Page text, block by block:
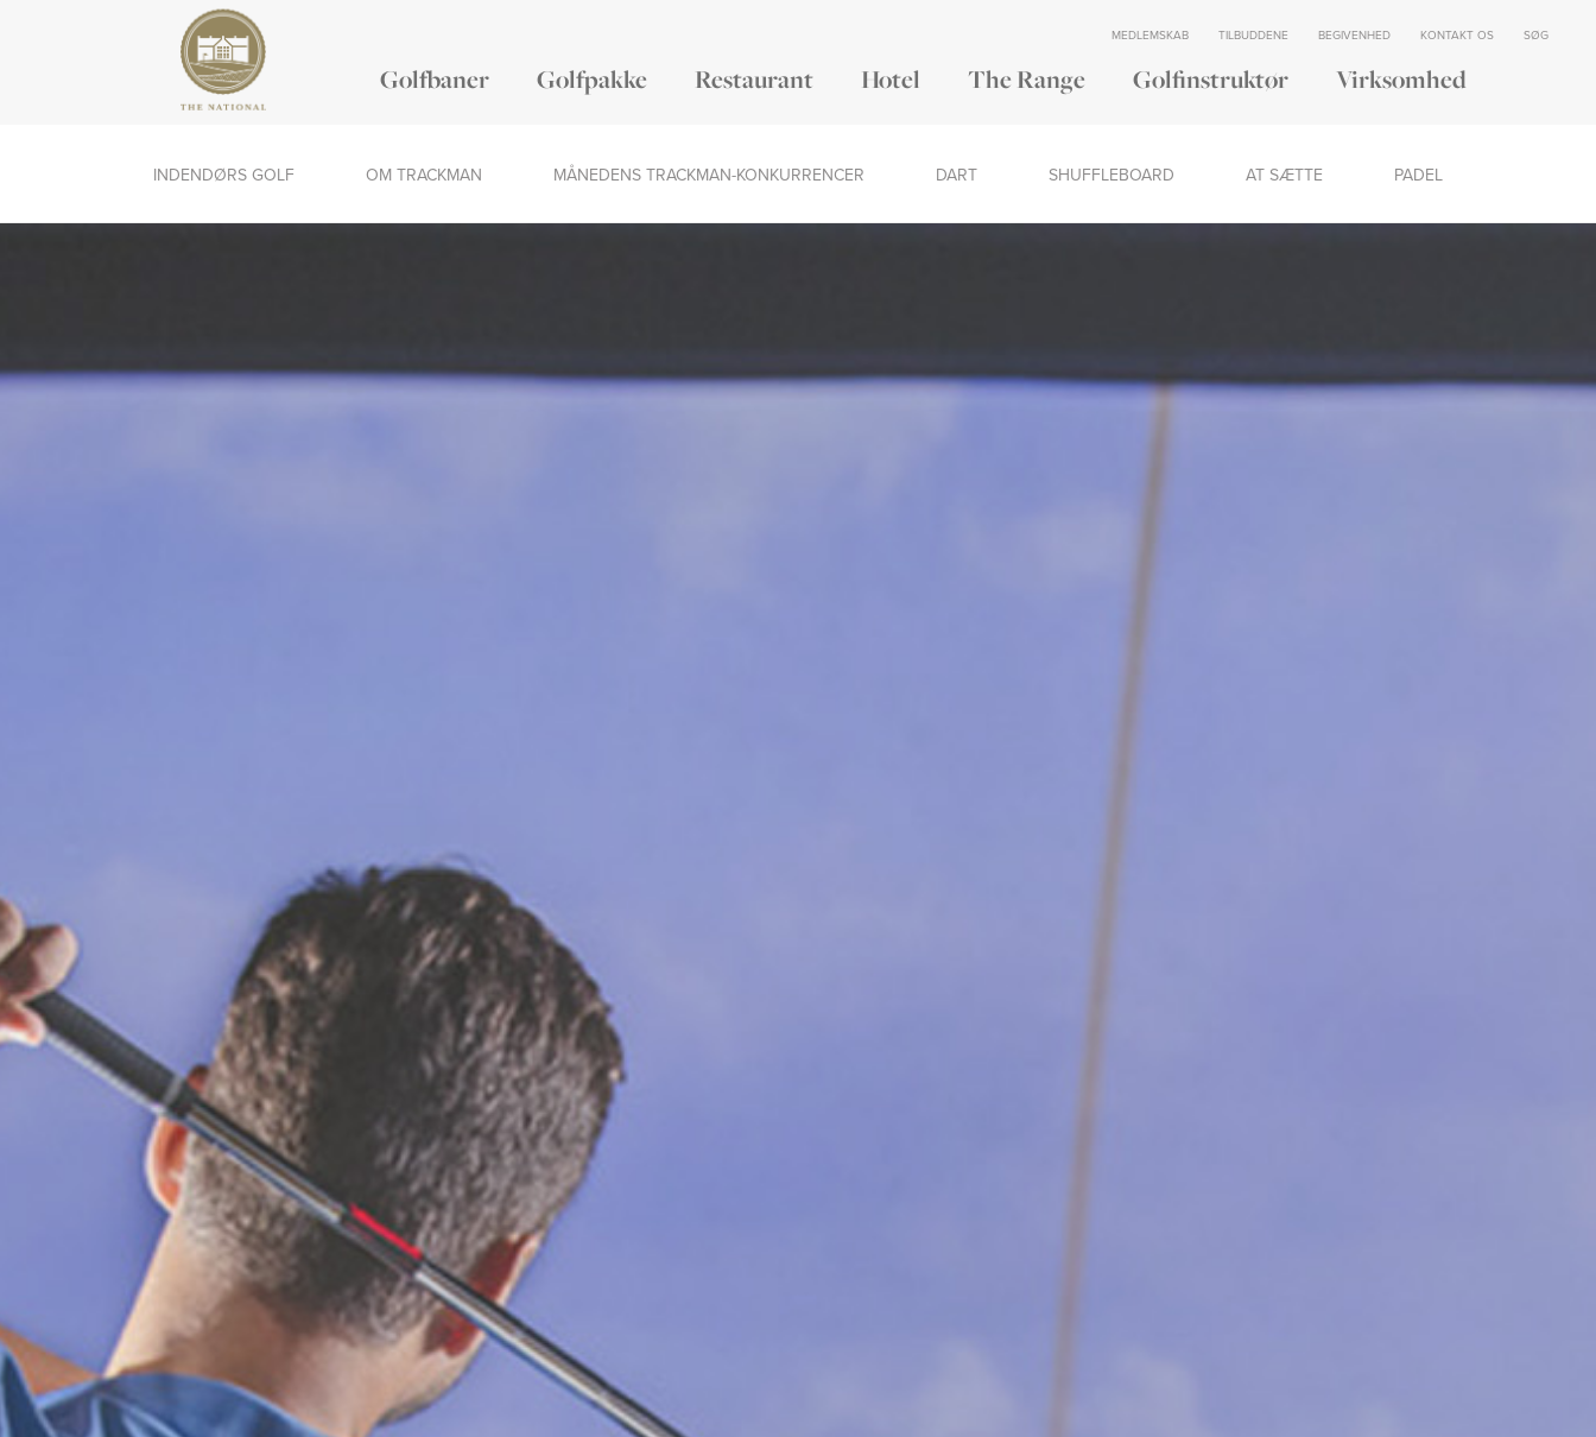
MEDLEMSKAB TILBUDDENE BEGIVENHED KONTAKT OS SØG
Golfbaner Golfpakke Restaurant Hotel The Range Golfinstruktør Virksomhed
INDENDØRS GOLF OM TRACKMAN MÅNEDENS TRACKMAN-KONKURRENCER DART SHUFFLEBOARD AT SÆTTE PADEL